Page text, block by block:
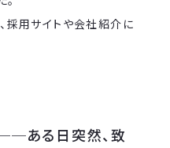
採用サイトや会社紹介に
ある日突然、致